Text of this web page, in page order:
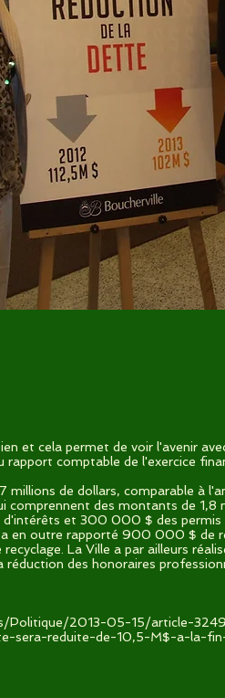
et cela permet de voir l'avenir
comptable de l'exercice
de dollars, comparable à
comprennent des montants de
et 300 000 $ des permis
en outre rapporté 900 000 $ de
La Ville a par ailleurs
réduction des honoraires
Politique/2013-05-15/article-
sera-reduite-de-10,5-M$-a-la-